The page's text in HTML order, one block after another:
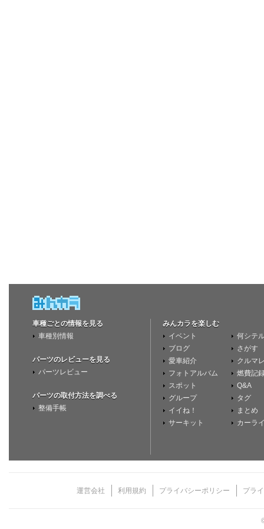
車種ごとの情報を見る
車種別情報
パーツのレビューを見る
パーツレビュー
パーツの取付方法を調べる
整備手帳
みんカラを楽しむ
イベント
ブログ
愛車紹介
フォトアルバム
スポット
グループ
イイね！
サーキット
何シテ
さがす
クルマ
燃費記
Q&A
タグ
まとめ
カーラ
運営会社 利用規約 プライバシーポリシー プラ